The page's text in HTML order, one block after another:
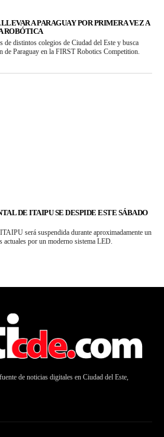
A PARAGUAY POR PRIMERA VEZ A
ROBÓTICA
de distintos colegios de Ciudad del Este y busca
de Paraguay en la FIRST Robotics Competition.
DE ITAIPU SE DESPIDE ESTE SÁBADO
será suspendida durante aproximadamente un
actuales por un moderno sistema LED.
de noticias digitales en Ciudad del Este,